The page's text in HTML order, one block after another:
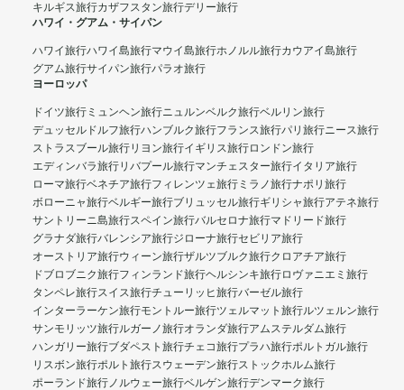
キルギス旅行カザフスタン旅行デリー旅行
ハワイ・グアム・サイパン
ハワイ旅行ハワイ島旅行マウイ島旅行ホノルル旅行カウアイ島旅行
グアム旅行サイパン旅行パラオ旅行
ヨーロッパ
ドイツ旅行 ミュンヘン旅行ニュルンベルク旅行ベルリン旅行
デュッセルドルフ旅行ハンブルク旅行フランス旅行パリ旅行ニース旅行
ストラスブール旅行リヨン旅行イギリス旅行ロンドン旅行
エディンバラ旅行リバプール旅行マンチェスター旅行イタリア旅行
ローマ旅行ベネチア旅行フィレンツェ旅行 ミラノ旅行ナポリ旅行
ボローニャ旅行ベルギー旅行ブリュッセル旅行ギリシャ旅行アテネ旅行
サントリーニ島旅行スペイン旅行バルセロナ旅行マドリード旅行
グラナダ旅行バレンシア旅行ジローナ旅行セビリア旅行
オーストリア旅行ウィーン旅行ザルツブルク旅行クロアチア旅行
ドブロブニク旅行フィンランド旅行ヘルシンキ旅行ロヴァニエミ旅行
タンペレ旅行スイス旅行チューリッヒ旅行バーゼル旅行
インターラーケン旅行モントルー旅行ツェルマット旅行ルツェルン旅行
サンモリッツ旅行ルガーノ旅行オランダ旅行アムステルダム旅行
ハンガリー旅行ブダペスト旅行チェコ旅行プラハ旅行ポルトガル旅行
リスボン旅行ポルト旅行スウェーデン旅行ストックホルム旅行
ポーランド旅行ノルウェー旅行ベルゲン旅行デンマーク旅行